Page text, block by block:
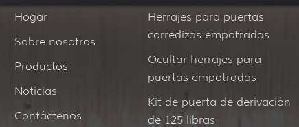
Hogar
Sobre nosotros
Productos
Noticias
Contáctenos
Herrajes para puertas
corredizas empotradas
Ocultar herrajes para
puertas empotradas
Kit de puerta de derivación
de 125 libras